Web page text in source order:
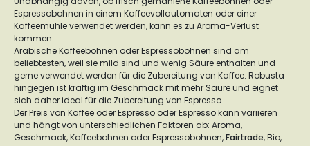
Espressobohnen in einem Kaffeevollautomaten oder einer
Kaffeemühle verwendet werden, kann es zu Aroma-Verlust
kommen.
Arabische Kaffeebohnen oder Espressobohnen sind am
beliebtesten, weil sie mild sind und wenig Säure enthalten und
gerne verwendet werden für die Zubereitung von Kaffee. Robusta
hingegen ist kräftig im Geschmack mit mehr Säure und eignet
sich daher ideal für die Zubereitung von Espresso.
Der Preis von Kaffee oder Espresso oder Espresso kann variieren
und hängt von unterschiedlichen Faktoren ab: Aroma,
Geschmack, Kaffeebohnen oder Espressobohnen,Fairtrade, Bio,